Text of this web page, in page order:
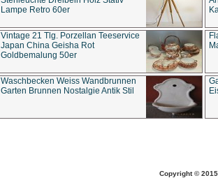
Lampe Retro 60er
Vintage 21 Tlg. Porzellan Teeservice
Japan China Geisha Rot
Goldbemalung 50er
Waschbecken Weiss Wandbrunnen
Garten Brunnen Nostalgie Antik Stil
Copyright ©